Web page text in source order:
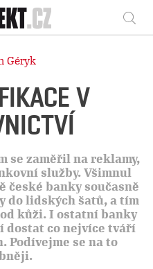
Géryk
V
se zaměřil na reklamy,
služby. Všimnul
české banky současně
do lidských šatů, a tím
kůži. I ostatní banky
dostat co nejvíce tváří
Podívejme se na to